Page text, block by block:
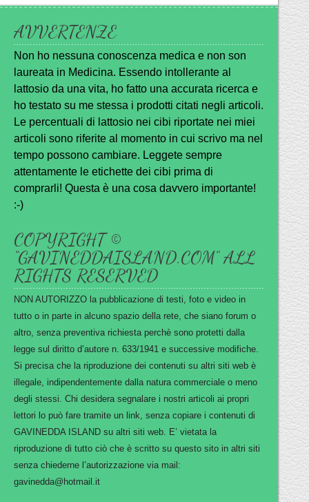
AVVERTENZE
Non ho nessuna conoscenza medica e non son
laureata in Medicina. Essendo intollerante al
lattosio da una vita, ho fatto una accurata ricerca e
ho testato su me stessa i prodotti citati negli articoli.
Le percentuali di lattosio nei cibi riportate nei miei
articoli sono riferite al momento in cui scrivo ma nel
tempo possono cambiare. Leggete sempre
attentamente le etichette dei cibi prima di
comprarli! Questa è una cosa davvero importante!
:-)
COPYRIGHT ©
“GAVINEDDAISLAND.COM” ALL
RIGHTS RESERVED
NON AUTORIZZO la pubblicazione di testi, foto e video in
tutto o in parte in alcuno spazio della rete, che siano forum o
altro, senza preventiva richiesta perchè sono protetti dalla
legge sul diritto d’autore n. 633/1941 e successive modifiche.
Si precisa che la riproduzione dei contenuti su altri siti web è
illegale, indipendentemente dalla natura commerciale o meno
degli stessi. Chi desidera segnalare i nostri articoli ai propri
lettori lo può fare tramite un link, senza copiare i contenuti di
GAVINEDDA ISLAND su altri siti web. E’ vietata la
riproduzione di tutto ciò che è scritto su questo sito in altri siti
senza chiederne l’autorizzazione via mail:
gavinedda@hotmail.it